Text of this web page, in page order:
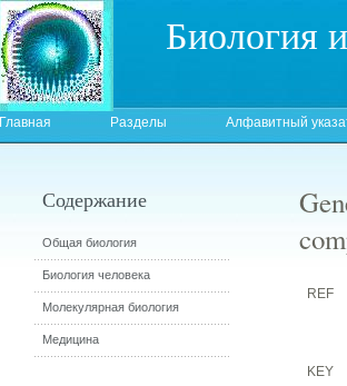
Биология
Главная Разделы Алфавитный
REF
KEY
Содержание
Общая биология
Биология человека
Молекулярная биология
Медицина